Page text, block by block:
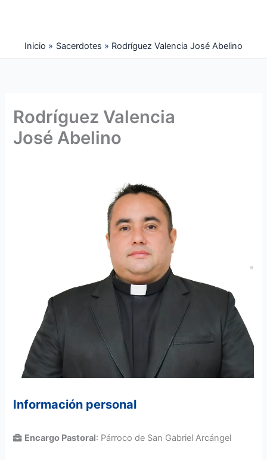
Inicio
Sacerdotes Rodríguez Valencia José Abelino
Rodríguez Valencia
José Abelino
Información personal
Encargo Pastoral: Párroco de San Gabriel Arcángel